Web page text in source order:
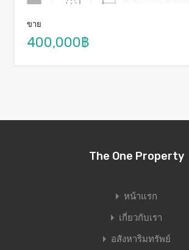
ขาย
400,000฿
The One Property
หน้าแรก
เกี่ยวกับเรา
อสังหาริมทรัพย์